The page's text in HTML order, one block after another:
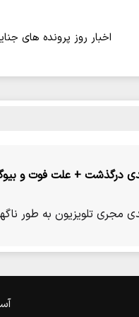
اخبار روز پرونده های
درگذشت + علت فوت و
مجری تلویزیون به طور